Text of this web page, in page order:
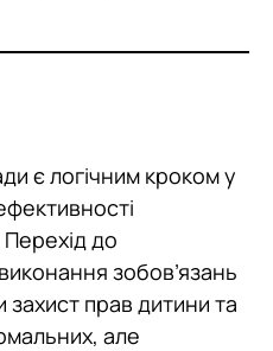
є логічним кроком у
Перехід до
зобов’язань
прав дитини та
але